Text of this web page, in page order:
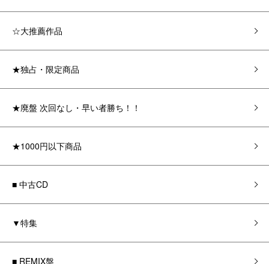
☆大推薦作品
★独占・限定商品
★廃盤 次回なし・早い者勝ち！！
★1000円以下商品
■ 中古CD
▼特集
■ REMIX盤